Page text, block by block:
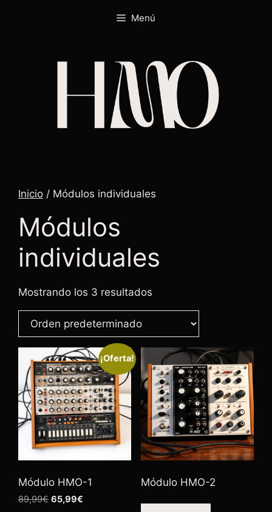
Menú
Inicio / Módulos individuales
Módulos
individuales
Mostrando los 3 resultados
¡Oferta!
Módulo HMO-1
89,99€ 65,99€
Módulo HMO-2